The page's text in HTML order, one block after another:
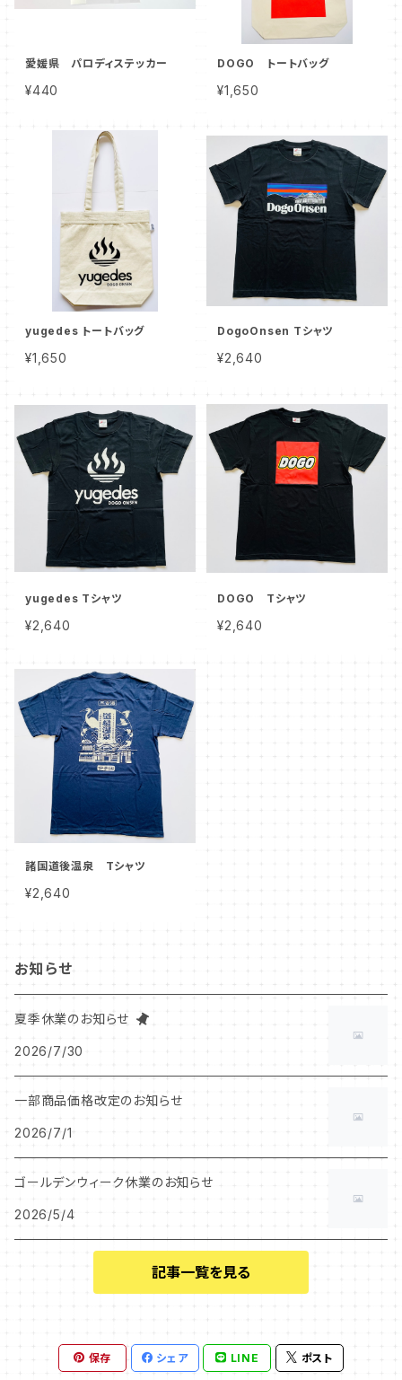
愛媛県 パロディステッカー
¥440
DOGO トートバッグ
¥1,650
yugedes トートバッグ
¥1,650
DogoOnsen Tシャツ
¥2,640
yugedes Tシャツ
¥2,640
DOGO Tシャツ
¥2,640
諸国道後温泉 Tシャツ
¥2,640
お知らせ
夏季休業のお知らせ
2026/7/30
一部商品価格改定のお知らせ
2026/7/1
ゴールデンウィーク休業のお知らせ
2026/5/4
記事一覧を見る
保存 シェア LINE ポスト